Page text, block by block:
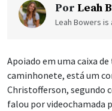
Por Leah
Leah Bowers is
Apoiado em uma caixa
caminhonete, está um
Christofferson, segundo
falou por videochamada